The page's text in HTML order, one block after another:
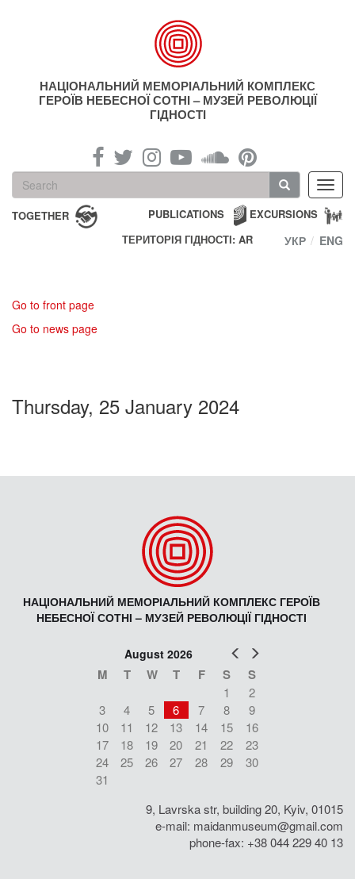
НАЦІОНАЛЬНИЙ МЕМОРІАЛЬНИЙ КОМПЛЕКС
ГЕРОЇВ НЕБЕСНОЇ СОТНІ – МУЗЕЙ РЕВОЛЮЦІЇ
ГІДНОСТІ
Search
form
Search
TOGETHER EXCURSIONS
PUBLICATIONS
ТЕРИТОРІЯ ГІДНОСТІ: AR
УКР ENG
Go to front page
Go to news page
Thursday, 25 January 2024
НАЦІОНАЛЬНИЙ МЕМОРІАЛЬНИЙ КОМПЛЕКС ГЕРОЇВ
НЕБЕСНОЇ СОТНІ – МУЗЕЙ РЕВОЛЮЦІЇ ГІДНОСТІ
Prev
August 2026
M T W T F S S
1
2
3
4 5 6 7 8
9
10
11 12 13 14 15
16
17
18 19 20 21 22
23
24
25 26 27 28 29
30
31
9, Lavrska str, building 20, Kyiv, 01015
e-mail: maidanmuseum@gmail.com
phone-fax: +38 044 229 40 13